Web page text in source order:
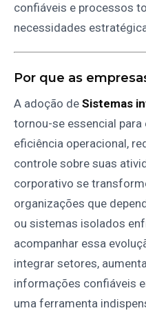
confiáveis e processos
necessidades
Por que as
A adoção de Sistemas
tornou-se essencial
eficiência operacional,
controle sobre suas
corporativo se
organizações que
ou sistemas isolados
acompanhar essa
integrar setores,
informações confiáveis
uma ferramenta